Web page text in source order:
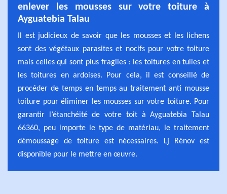
enlever les mousses sur votre toiture à
Ayguatebia Talau
Il est judicieux de savoir que les mousses et les lichens
sont des végétaux parasites et nocifs pour votre toiture
mais celles qui sont plus fragiles : les toitures en tuiles et
les toitures en ardoises. Pour cela, il est conseillé de
procéder de temps en temps au traitement anti mousse
toiture pour éliminer les mousses sur votre toiture. Pour
garantir l’étanchéité de votre toit à Ayguatebia Talau
66360, peu importe le type de matériau, le traitement
démoussage de toiture est nécessaires. Lj Rénov est
disponible pour le mettre en œuvre.